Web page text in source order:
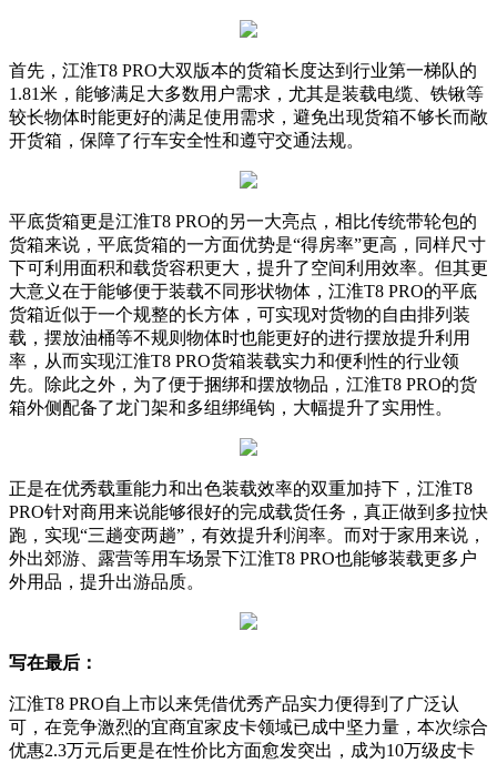
首先，江淮T8 PRO大双版本的货箱长度达到行业第一梯队的
1.81米，能够满足大多数用户需求，尤其是装载电缆、铁锹等
较长物体时能更好的满足使用需求，避免出现货箱不够长而敞
开货箱，保障了行车安全性和遵守交通法规。
平底货箱更是江淮T8 PRO的另一大亮点，相比传统带轮包的
货箱来说，平底货箱的一方面优势是“得房率”更高，同样尺寸
下可利用面积和载货容积更大，提升了空间利用效率。但其更
大意义在于能够便于装载不同形状物体，江淮T8 PRO的平底
货箱近似于一个规整的长方体，可实现对货物的自由排列装
载，摆放油桶等不规则物体时也能更好的进行摆放提升利用
率，从而实现江淮T8 PRO货箱装载实力和便利性的行业领
先。除此之外，为了便于捆绑和摆放物品，江淮T8 PRO的货
箱外侧配备了龙门架和多组绑绳钩，大幅提升了实用性。
正是在优秀载重能力和出色装载效率的双重加持下，江淮T8
PRO针对商用来说能够很好的完成载货任务，真正做到多拉快
跑，实现“三趟变两趟”，有效提升利润率。而对于家用来说，
外出郊游、露营等用车场景下江淮T8 PRO也能够装载更多户
外用品，提升出游品质。
写在最后：
江淮T8 PRO自上市以来凭借优秀产品实力便得到了广泛认
可，在竞争激烈的宜商宜家皮卡领域已成中坚力量，本次综合
优惠2.3万元后更是在性价比方面愈发突出，成为10万级皮卡